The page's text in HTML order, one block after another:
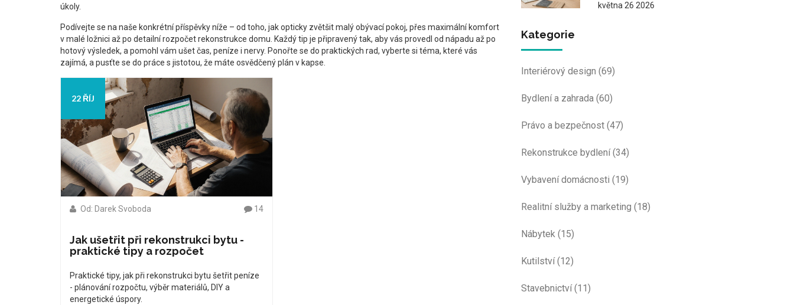
úkoly.
Podívejte se na naše konkrétní příspěvky níže – od toho, jak opticky zvětšit malý obývací pokoj, přes maximální komfort
v malé ložnici až po detailní rozpočet rekonstrukce domu. Každý tip je připravený tak, aby vás provedl od nápadu až po
hotový výsledek, a pomohl vám ušet čas, peníze i nervy. Ponořte se do praktických rad, vyberte si téma, které vás
zajímá, a pusťte se do práce s jistotou, že máte osvědčený plán v kapse.
22 ŘÍJ
Od: Darek Svoboda 14
Jak ušetřit při rekonstrukci bytu -
praktické tipy a rozpočet
Praktické tipy, jak při rekonstrukci bytu šetřit peníze
- plánování rozpočtu, výběr materiálů, DIY a
energetické úspory.
května 26 2026
Kategorie
Interiérový design (69)
Bydlení a zahrada (60)
Právo a bezpečnost (47)
Rekonstrukce bydlení(34)
Vybavení domácnosti (19)
Realitní služby a marketing (18)
Nábytek (15)
Kutilství(12)
Stavebnictví(11)